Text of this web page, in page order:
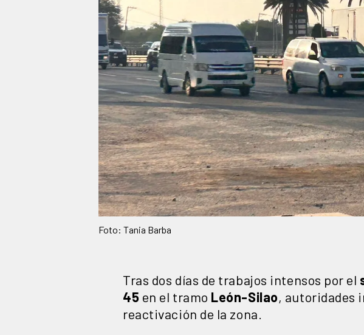
Foto: Tania Barba
Tras dos días de trabajos intensos por el
45 en el tramo León-Silao, autoridades
reactivación de la zona.